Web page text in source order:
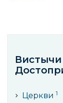
Вистычи
Церкви 1